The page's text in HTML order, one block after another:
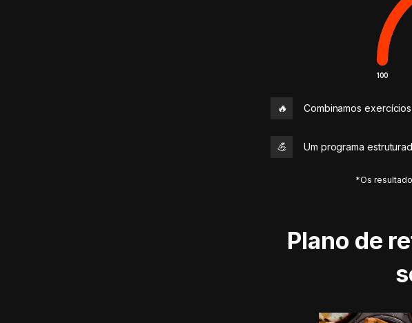
100
🔥 Combinamos
💪 Um programa
*Os
Plano de